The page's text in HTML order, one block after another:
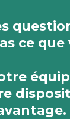
ce que